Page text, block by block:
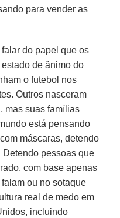
para vender as
do papel que os
de ânimo do
o futebol nos
Outros nasceram
mas suas famílias
está pensando
máscaras, detendo
Detendo pessoas que
com base apenas
ou no sotaque
real de medo em
incluindo